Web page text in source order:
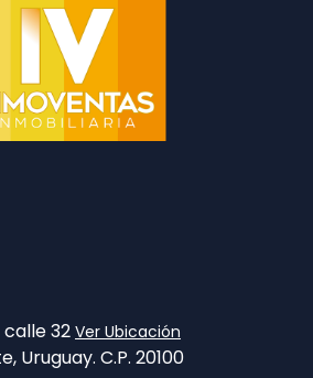
32 Ver Ubicación
Uruguay. C.P. 20100